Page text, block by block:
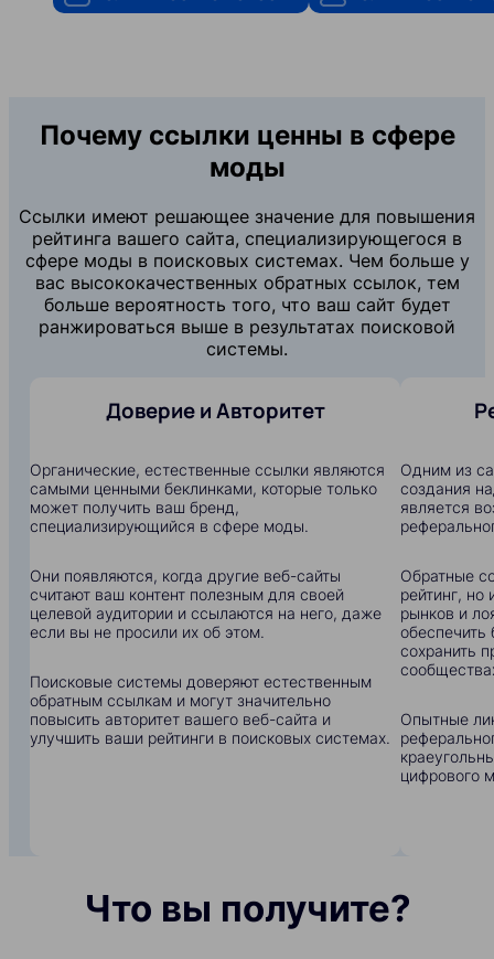
Почему ссылки ценны в сфере
моды
Ссылки имеют решающее значение для повышения
рейтинга вашего сайта, специализирующегося в
сфере моды в поисковых системах. Чем больше у
вас высококачественных обратных ссылок, тем
больше вероятность того, что ваш сайт будет
ранжироваться выше в результатах поисковой
системы.
Доверие и Авторитет
Органические, естественные ссылки являются
самыми ценными беклинками, которые только
может получить ваш бренд,
специализирующийся в сфере моды.
Они появляются, когда другие веб-сайты
считают ваш контент полезным для своей
целевой аудитории и ссылаются на него, даже
если вы не просили их об этом.
Поисковые системы доверяют естественным
обратным ссылкам и могут значительно
повысить авторитет вашего веб-сайта и
улучшить ваши рейтинги в поисковых системах.
Одним из
создания
является
Обратные
рейтинг,
рынков и
сохранить
Опытные
цифрового
Что вы получите?